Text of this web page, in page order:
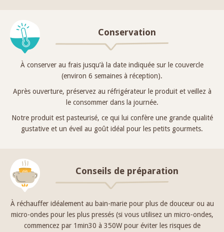
Conservation
À conserver au frais jusqu’à la date indiquée sur le couvercle
(environ 6 semaines à réception).
Après ouverture, préservez au réfrigérateur le produit et veillez à
le consommer dans la journée.
Notre produit est pasteurisé, ce qui lui confère une grande qualité
gustative et un éveil au goût idéal pour les petits gourmets.
Conseils de préparation
À réchauffer idéalement au bain-marie pour plus de douceur ou au
micro-ondes pour les plus pressés (si vous utilisez un micro-ondes,
commencez par 1min30 à 350W pour éviter les risques de